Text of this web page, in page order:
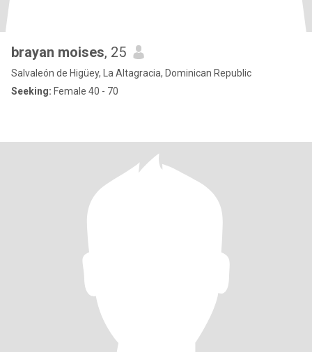
brayan moises, 25
Salvaleón de Higüey, La Altagracia, Dominican Republic
Seeking: Female 40 - 70